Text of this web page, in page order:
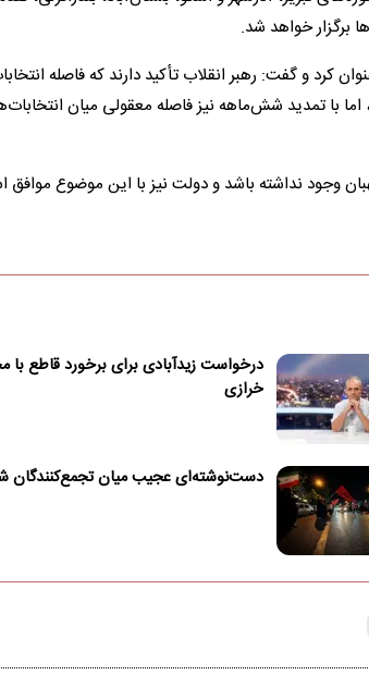
برگزار خواهد شد.
و گفت: رهبر انقلاب تأکید دارند که فاصله
با تمدید شش‌ماهه نیز فاصله معقولی میان
وجود نداشته باشد و دولت نیز با این موضوع
درخواست زیدآبادی برای برخورد قاطع با
خرازی
دست‌نوشته‌ای عجیب میان تجمع‌کنندگان